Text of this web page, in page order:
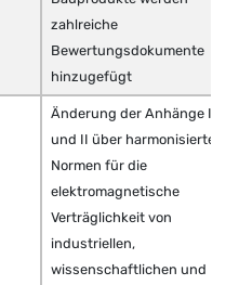
zahlreiche
Bewertungsdokumente
hinzugefügt
Änderung der Anhänge I
und II über harmonisierte
Normen für die
elektromagnetische
Verträglichkeit von
industriellen,
wissenschaftlichen und